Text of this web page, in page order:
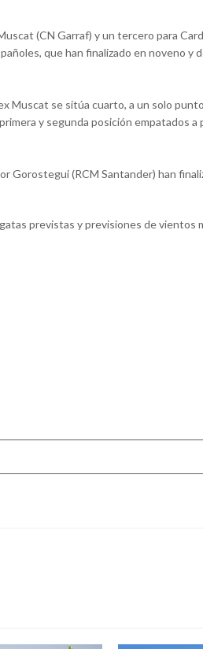
(CN Garraf) y un tercero para
que han finalizado en noveno y
Muscat se sitúa cuarto, a un solo
y segunda posición empatados a
Gorostegui (RCM Santander) han
previstas y previsiones de vientos